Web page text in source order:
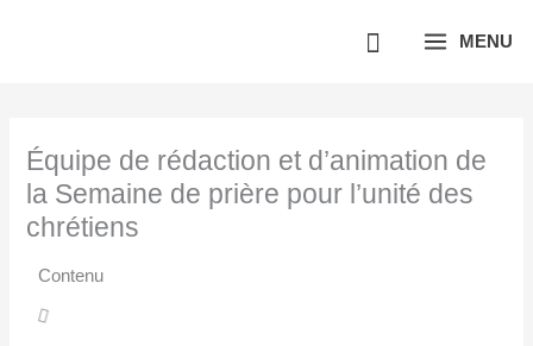
MENU
Équipe de rédaction et d’animation de
la Semaine de prière pour l’unité des
chrétiens
Contenu